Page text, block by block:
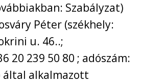
Szabályzat)
Péter (székhely:
u. 46..;
20 239 50 80 ; adószám:
által alkalmazott